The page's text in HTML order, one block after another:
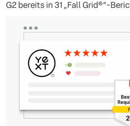
G2 bereits in 31 „Fall Grid®“-